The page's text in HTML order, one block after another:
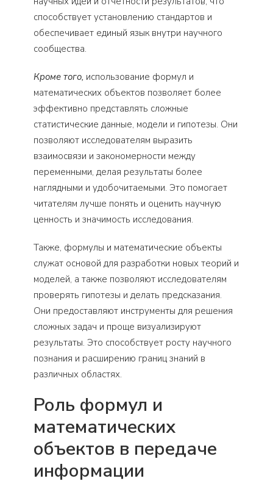
способствует установлению стандартов и
обеспечивает единый язык внутри научного
сообщества.
Кроме того, использование формул и
математических объектов позволяет более
эффективно представлять сложные
статистические данные, модели и гипотезы. Они
позволяют исследователям выразить
взаимосвязи и закономерности между
переменными, делая результаты более
наглядными и удобочитаемыми. Это помогает
читателям лучше понять и оценить научную
ценность и значимость исследования.
Также, формулы и математические объекты
служат основой для разработки новых теорий и
моделей, а также позволяют исследователям
проверять гипотезы и делать предсказания.
Они предоставляют инструменты для решения
сложных задач и проще визуализируют
результаты. Это способствует росту научного
познания и расширению границ знаний в
различных областях.
Роль формул и
математических
объектов в передаче
информации